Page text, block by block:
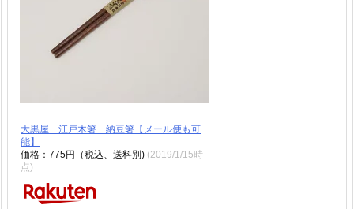
大黒屋 江戸木箸 納豆箸【メール便も可
能】
価格：775円（税込、送料別) (2019/1/15時
点)